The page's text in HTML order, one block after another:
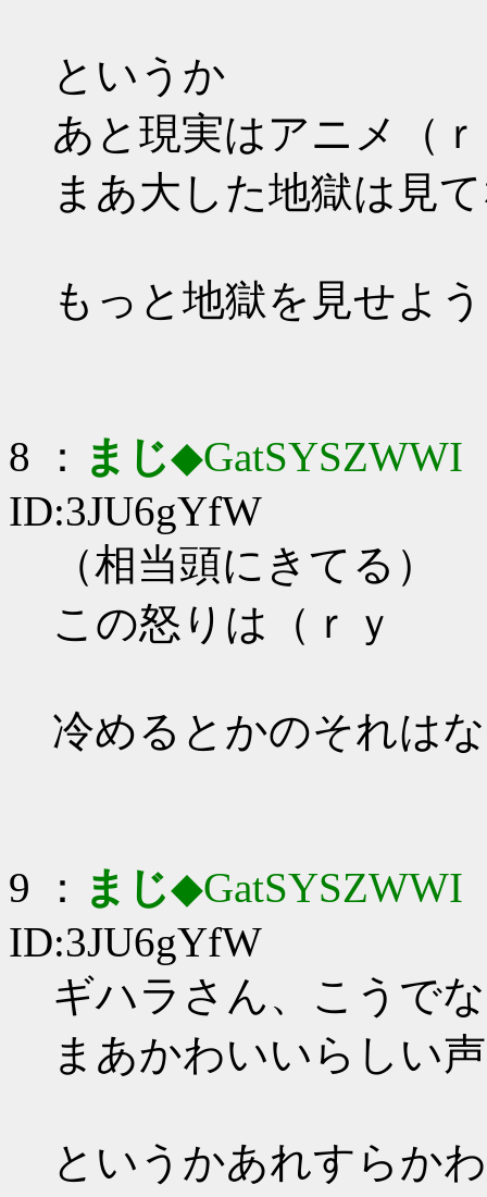
というか
あと現実はアニメ（
まあ大した地獄は見
もっと地獄を見せよ
8 ： まじ◆GatSYSZWWI
ID:3JU6gYfW
（相当頭にきてる）
この怒りは（ｒｙ
冷めるとかのそれは
9 ： まじ◆GatSYSZWWI
ID:3JU6gYfW
ギハラさん、こうで
まあかわいいらしい
というかあれすらか